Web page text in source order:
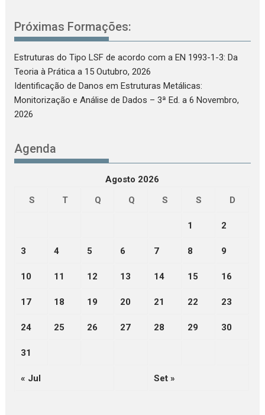
Próximas Formações:
Estruturas do Tipo LSF de acordo com a EN 1993-1-3: Da
Teoria à Prática a 15 Outubro, 2026
Identificação de Danos em Estruturas Metálicas:
Monitorização e Análise de Dados – 3ª Ed. a 6 Novembro,
2026
Agenda
Agosto 2026
S
T Q Q S S D
1 2
3 4 5 6 7 8 9
10 11 12 13 14 15 16
17 18 19 20 21 22 23
24 25 26 27 28 29 30
31
« Jul Set »